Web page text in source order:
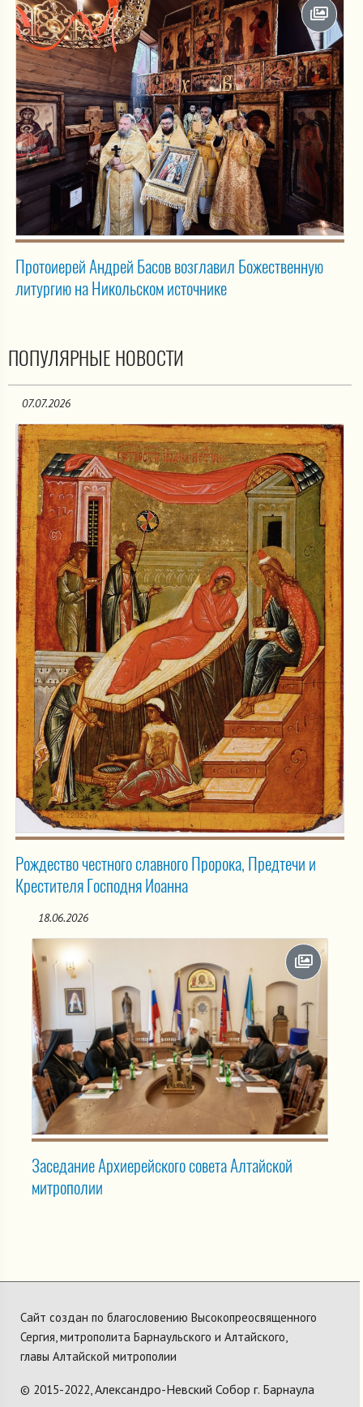
Протоиерей Андрей Басов возглавил Божественную
литургию на Никольском источнике
ПОПУЛЯРНЫЕ НОВОСТИ
07.07.2026
Рождество честного славного Пророка, Предтечи и
Крестителя Господня Иоанна
18.06.2026
Заседание Архиерейского совета Алтайской
митрополии
Сайт создан по благословению Высокопреосвященного
Сергия, митрополита Барнаульского и Алтайского,
главы Алтайской митрополии
© 2015-2022,Александро-Невский Собор г. Барнаула